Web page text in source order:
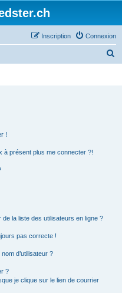
Connexion
Inscription
!
à présent plus me connecter ?!
de la liste des utilisateurs en ligne ?
pas correcte !
d’utilisateur ?
?
je clique sur le lien de courrier